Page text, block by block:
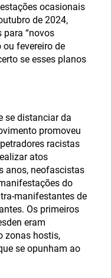
ocasionais
de 2024,
“novos
fevereiro de
se esses planos
se distanciar da
promoveu
racistas
atos
anos, neofascistas
do
manifestantes de
Os primeiros
eram
zonas hostis,
se opunham ao